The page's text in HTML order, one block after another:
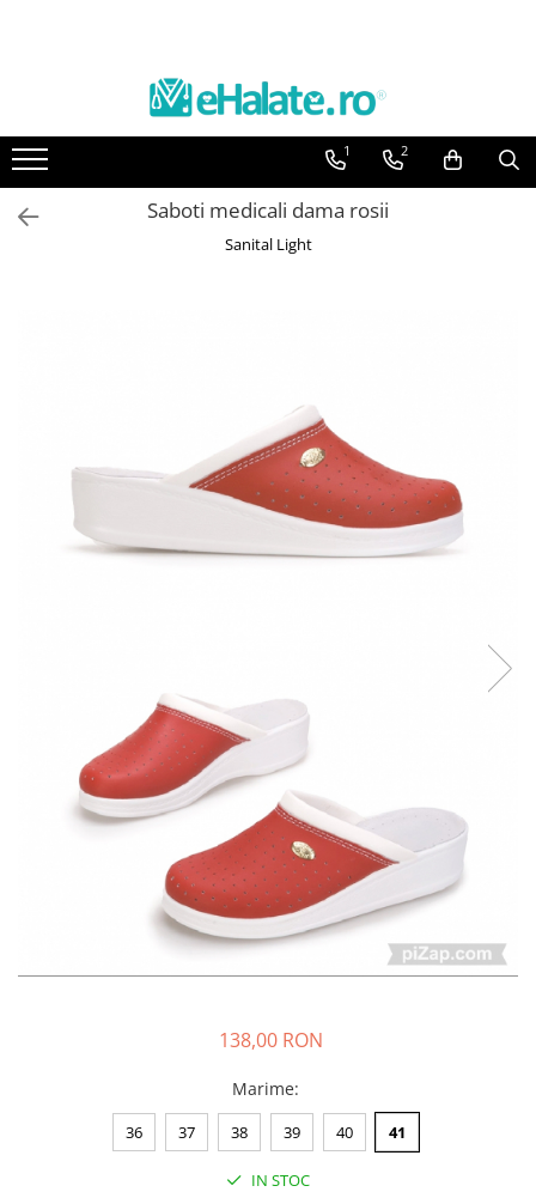
Toate Produsele
Bluze Unisex
Costume Unisex
Halate medicale femei
Halate medicale barbati
Halate medicale polar - unisex
Halate medicale albe
Fuste, Sarafane
Sarafane Mira
Sarafane medicale
Halate medicale polar - unisex
1 2
Saboti medicali dama rosii
Sanital Light
138,00 RON
Marime:
36 37 38 39 40 41
IN STOC